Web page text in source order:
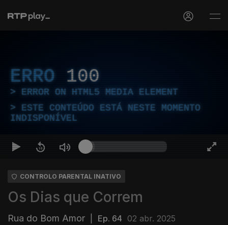
ERRO 100
ERROR ON HTML5 MEDIA ELEMENT
ESTE CONTEÚDO ESTÁ NESTE MOMENTO
INDISPONÍVEL
CONTROLO PARENTAL INATIVO
Os Dias que Correm
Rua do Bom Amor Ep. 64 02 abr. 2025